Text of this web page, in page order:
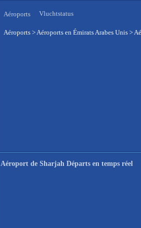
Aéroports Vluchtstatus
Aéroports >Aéroports en Émirats Arabes Unis >
Aéroport de Sharjah Départs en temps réel